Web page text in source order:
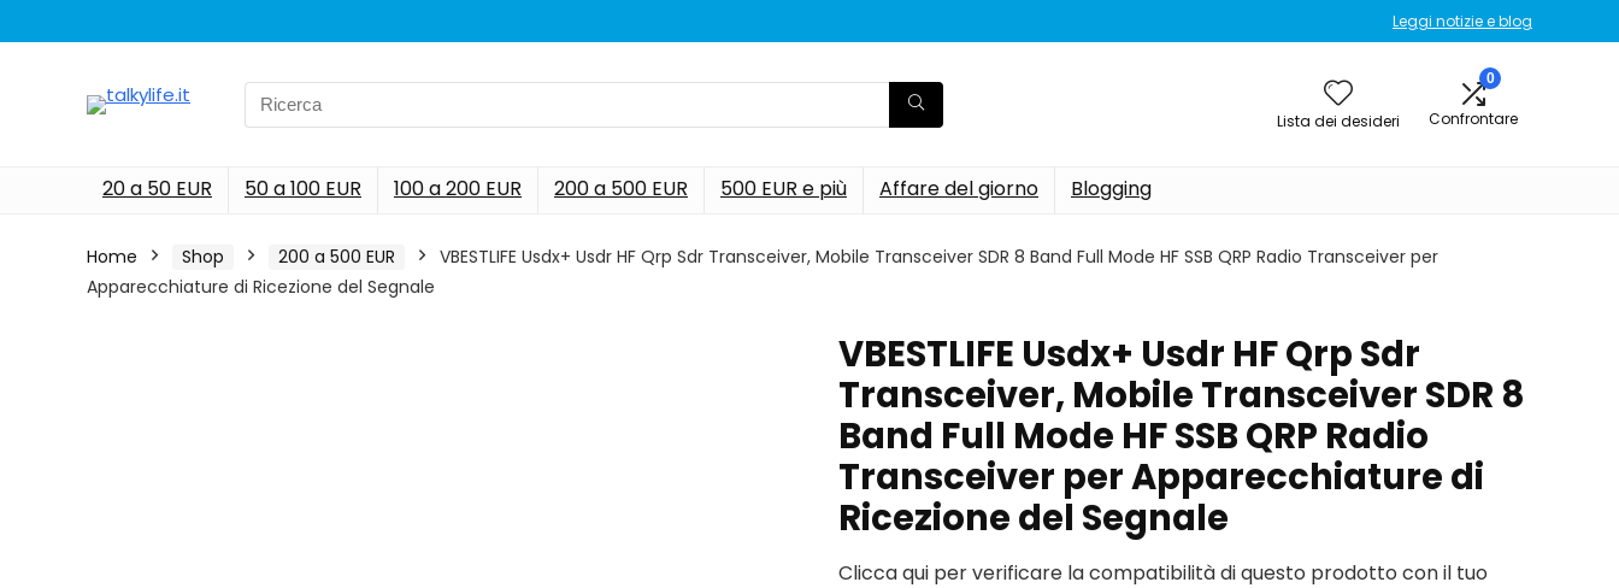
Leggi notizie e blog
Search
for:
Lista dei desideri
0
Confrontare
20 a 50 EUR 50 a 100 EUR 100 a 200 EUR 200 a 500 EUR 500 EUR e più Affare del giorno Blogging
Home Shop 200 a 500 EUR
VBESTLIFE Usdx+ Usdr HF Qrp Sdr Transceiver, Mobile Transceiver SDR 8 Band Full Mode HF SSB QRP Radio Transceiver per
Apparecchiature di Ricezione del Segnale
VBESTLIFE Usdx+ Usdr HF Qrp Sdr
Transceiver, Mobile Transceiver SDR 8
Band Full Mode HF SSB QRP Radio
Transceiver per Apparecchiature di
Ricezione del Segnale
Clicca qui per verificare la compatibilità di questo prodotto con il tuo